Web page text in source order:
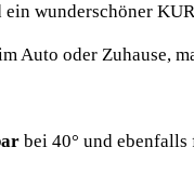
wunderschöner
Auto oder Zuhause,
bei 40° und